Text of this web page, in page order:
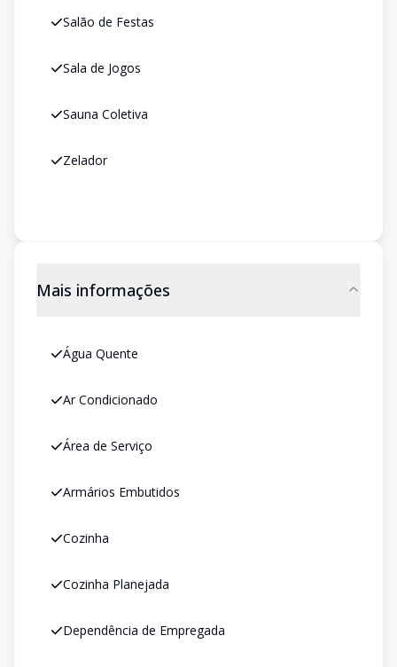
Salão de Festas
Sala de Jogos
Sauna Coletiva
Zelador
Mais informações
Água Quente
Ar Condicionado
Área de Serviço
Armários Embutidos
Cozinha
Cozinha Planejada
Dependência de Empregada